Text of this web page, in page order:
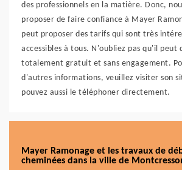
des professionnels en la matière. Donc,
proposer de faire confiance à Mayer
peut proposer des tarifs qui sont très
accessibles à tous. N'oubliez pas qu'il peut
totalement gratuit et sans engagement.
d'autres informations, veuillez visiter son
pouvez aussi le téléphoner directement.
Mayer Ramonage et les travaux de
cheminées dans la ville de